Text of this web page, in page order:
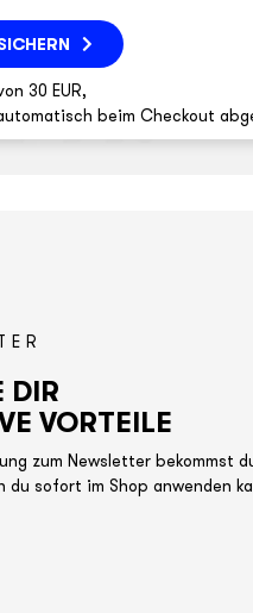
30 EUR,
beim Checkout
DIR
VORTEILE
zum Newsletter bekommst
du sofort im Shop anwenden